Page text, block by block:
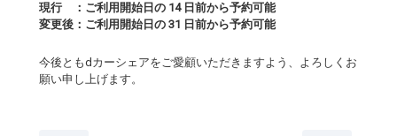
現行 ：ご利用開始日の 14 日前から予約可能
変更後：ご利用開始日の 31 日前から予約可能
今後ともdカーシェアをご愛顧いただきますよう、よろしくお
願い申し上げます。